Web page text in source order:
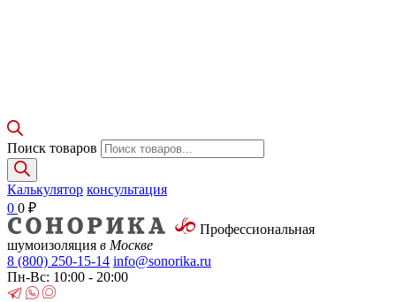
Поиск товаров
Калькулятор консультация
0 0 ₽
Профессиональная
шумоизоляция в Москве
8 (800) 250-15-14 info@sonorika.ru
Пн-Вс: 10:00 - 20:00